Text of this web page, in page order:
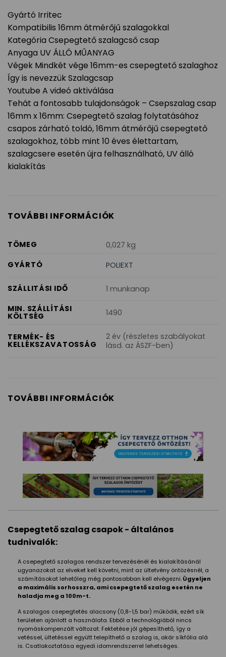
Gyártó Irritec
Kompatibilis 16mm átmérőjű szalagokkal
Kategória Csepegtető szalagcső csap
Anyaga UV ÁLLÓ MŰANYAG
Végek Mindkét vége 16mm-es csepegtető szalaghoz
Így is nevezzük Szalagcsap
Youtube A videó aktiválása
Tehát a fontosabb tulajdonságok – Csepszalag csap
16mm x 16mm: Csepegtető szalag folytatásához
csapos zárható toldó, 16mm átmérőjű csepegtető
szalagokhoz, több mint 10 éves élettartam,
szalagcsere esetén újra felhasználható, UV álló
kialakítás
TOVÁBBI INFORMÁCIÓK
TÖMEG
0,027 kg
GYÁRTÓ
POLIEXT
SZÁLLITÁSI IDŐ
1 munkanap
MIN. SZÁLLÍTÁSI
KÖLTSÉG 1490
TERMÉK- ÉS
KELLÉKSZAVATOSSÁG
2 év (részletes szabályokat
lásd. az ÁSZF-ben)
TOVÁBBI INFORMÁCIÓK
Csepegtető szalag csapok - általános
tudnivalók:
A csepegtető szalagos rendszer tervezésénél és kialakításánál
ugyanazokat az elveket kell követni, mint az ültetvény öntözésnél, a
számításokat lehetőleg még pontosabban kell elvégezni.Ügyeljen
a maximális sorhosszra, ami csepegtető szalag esetén ne
haladja meg a 100m-t.
A szalagos csepegtetés alacsony (0,8-1,5 bar) működik, ezért sík
területen ajánlott a használata. Ebből a technológiából nincs
nyomáskompenzált változat. Fektetése jól gépesíthető, így a
vetéssel, ültetéssel együtt telepíthető a szalag is, akár síkfólia alá
is. Csatlakoztatása egyedi idomrendszerrel lehetséges.